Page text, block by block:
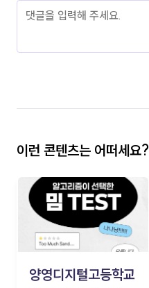
이런 콘텐츠는 어떠세요?
양영디지털고등학교